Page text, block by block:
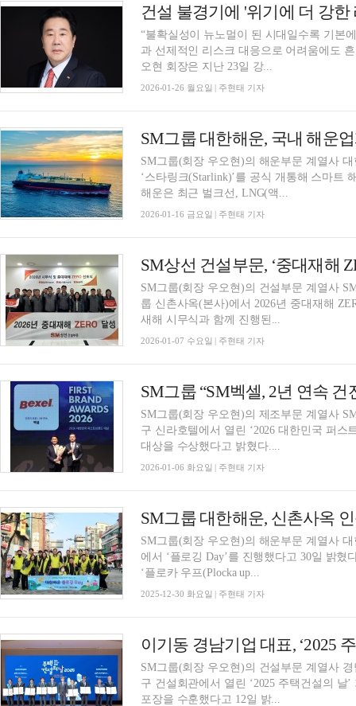
“불확실성이 뉴노멀이 된 시대일수록 기본
과 선제적인 리스크 대응으로 어려움에도 흔들리
오현 회장은 지난 23일 강...
2026-01-26 월요일 | 주현태 기자
SM그룹 대한해운, 국내 해운
SM그룹(회장 우오현)의 해운부문 계열사
‘스타링크(Starlink)’를 공식 개통해 스마트
해운은 최근 벌크선, LNG(액...
2026-01-16 금요일 | 주현태 기자
SM그룹(회장 우오현)의 건설부문 계열사
룹 신촌사옥(본사)에서 2026년 중대재해
새해 시무식과 함께 진행된...
2026-01-07 수요일 | 주현태 기자
SM그룹 “SM벡셀, 2년 연속
SM그룹(회장 우오현)의 제조부문 계열사
구 신라호텔에서 열린 ‘2026 대한민국 퍼
대상을 수상했다고 밝혔다....
2026-01-06 화요일 | 주현태 기자
SM그룹 대한해운, 신촌사옥
SM그룹(회장 우오현)의 해운부문 계열사
에서 ‘플로깅 Day’를 진행했다고 30일 밝혔
‘플로카 우프(Plocka up...
2025-12-30 화요일 | 주현태 기자
이기동 경남기업 대표, ‘2025
SM그룹(회장 우오현)의 건설부문 계열사
구 건설회관에서 열린 ‘2025 주택건설의
포장을 수훈했다고 12일 밝...